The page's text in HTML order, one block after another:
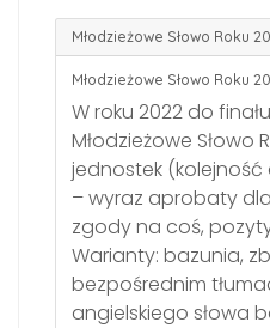
Młodzieżowe Słowo Roku
Młodzieżowe Słowo Roku
W roku 2022 do
Młodzieżowe Słowo
jednostek
– wyraz aprobaty
zgody na coś,
Warianty: bazunia,
bezpośrednim
angielskiego słowa